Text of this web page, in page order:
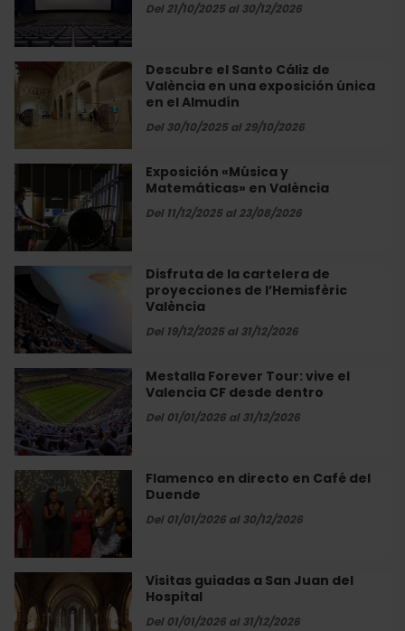
Del 21/10/2025 al 30/12/2026
cine
IMAX
en
Heron
City
València
Descubre el Santo Cáliz de
València en una exposición única
en el Almudín
Del 30/10/2025 al 29/10/2026
Descubre
Santo
Cáliz
de
València
en
una
exposición
única
Almudín
Exposición «Música y
Matemáticas» en València
Del 11/12/2025 al 23/08/2026
Exposición
«Música
y
Matemáticas»
en
València
Disfruta de la cartelera de
proyecciones de l’Hemisfèric
València
Del 19/12/2025 al 31/12/2026
Disfruta
de
la
cartelera
de
proyecciones
de
l’Hemisfèric
València
Mestalla Forever Tour: vive el
Valencia CF desde dentro
Del 01/01/2026 al 31/12/2026
Mestalla
Forever
Tour:
vive
el
Valencia
CF
desde
dentro
Flamenco en directo en Café del
Duende
Del 01/01/2026 al 30/12/2026
Flamenco
en
directo
Café
del
Duende
Visitas guiadas a San Juan del
Hospital
Del 01/01/2026 al 31/12/2026
Visitas
guiadas
a